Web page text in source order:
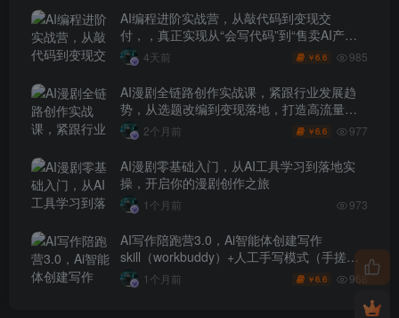
AI编程进阶实战营，从敲代码到变现交
付，，真正实现从“会写代码”到“售卖AI产品
盈利”的跨越
4天前 ￥6.6 985
AI漫剧全链路创作实战课，紧跟行业发展趋
势，从选题改编到变现落地，打造高流量优
质作品2个月前 ￥6.6 977
AI漫剧零基础入门，从AI工具学习到落地实
操，开启你的漫剧创作之旅
1个月前 973
AI写作陪跑营3.0，Ai智能体创建写作
skill（workbuddy）+人工手写模式（手搓模
式），去除AI痕迹（头条号、公众号、百家
号）
1个月前 ￥6.6 968